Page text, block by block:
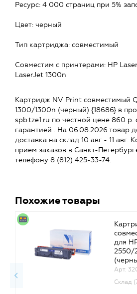
Ресурс: 4 000 страниц при 5%
Цвет: черный
Тип картриджа: совместимый
Совместим c принтерами: HP
LaserJet 1300n
Картридж NV Print совместимый
1300/1300n (черный) {18686} в
spb.tze1.ru по честной цене 860
гарантией . На 06.08.2026 товар
доставка на склад 10 авг - 11 авг.
прием заказов в Санкт-
телефону 8 (812) 425-33-74.
Похожие товары
для
2550/
Арт.
Склад